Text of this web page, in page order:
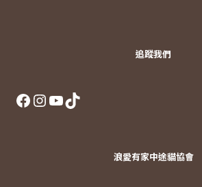
追蹤我們
Facebook
Instagram
YouTube
TikTok
浪愛有家中途貓協會